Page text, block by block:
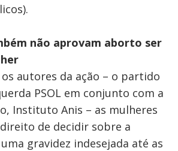
não aprovam aborto ser
autores da ação – o partido
PSOL em conjunto com a
Instituto Anis – as mulheres
de decidir sobre a
gravidez indesejada até as